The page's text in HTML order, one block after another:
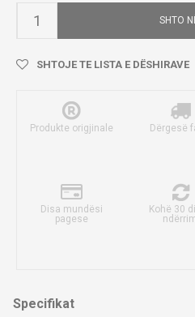
SHTO
SHTOJE TE LISTA E DËSHIRAVE
Produkte origjinale Dërgesë
Disa mundësi
pagese
Kohë 30
Specifikat